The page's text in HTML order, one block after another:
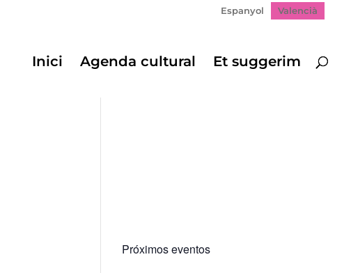
Espanyol Valencià
Inici Agenda cultural Et suggerim
Próximos eventos